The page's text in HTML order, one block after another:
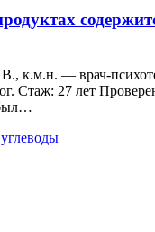
к.м.н. — врач-
Стаж: 27 лет